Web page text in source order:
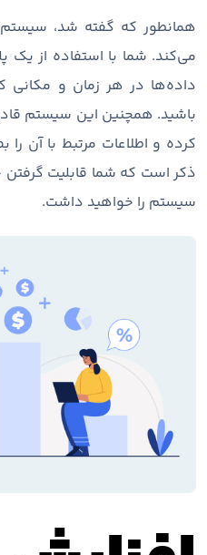
همانطور که گفته شد، سیستم
می‌کند. شما با استفاده از یک
داده‌ها در هر زمان و
باشید. همچنین این سیستم
کرده و اطلاعات مرتبط با آن
ذکر است که شما قابلیت
سیستم را خواهید داشت.